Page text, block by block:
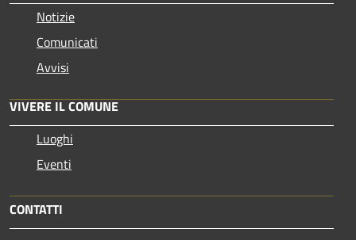
Notizie
Comunicati
Avvisi
VIVERE IL COMUNE
Luoghi
Eventi
CONTATTI